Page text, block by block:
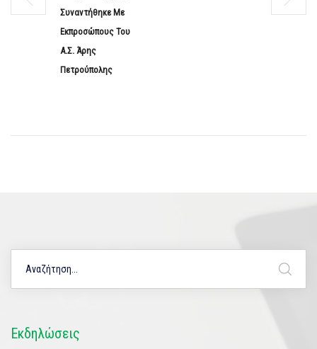
Συναντήθηκε Με
Εκπροσώπους Του
Α.Σ. Άρης
Πετρούπολης
Εκδηλώσεις